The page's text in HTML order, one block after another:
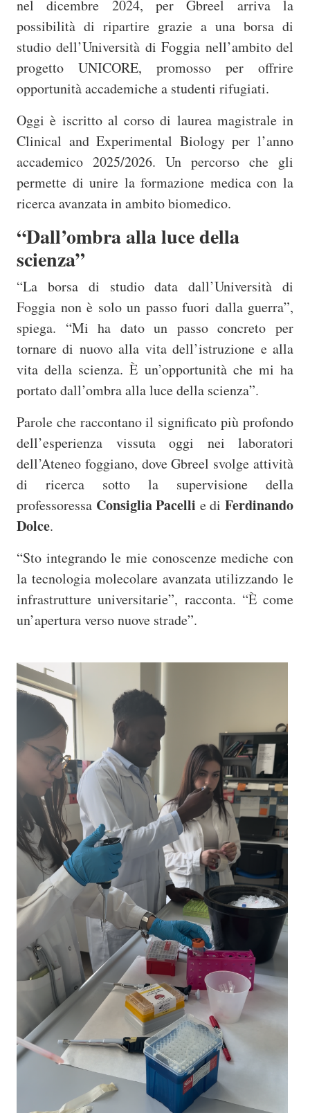
nel dicembre 2024, per Gbreel arriva la
possibilità di ripartire grazie a una borsa di
studio dell’Università di Foggia nell’ambito del
progetto UNICORE, promosso per offrire
opportunità accademiche a studenti rifugiati.
Oggi è iscritto al corso di laurea magistrale in
Clinical and Experimental Biology per l’anno
accademico 2025/2026. Un percorso che gli
permette di unire la formazione medica con la
ricerca avanzata in ambito biomedico.
“Dall’ombra alla luce della
scienza”
“La borsa di studio data dall’Università di
Foggia non è solo un passo fuori dalla guerra”,
spiega. “Mi ha dato un passo concreto per
tornare di nuovo alla vita dell’istruzione e alla
vita della scienza. È un’opportunità che mi ha
portato dall’ombra alla luce della scienza”.
Parole che raccontano il significato più profondo
dell’esperienza vissuta oggi nei laboratori
dell’Ateneo foggiano, dove Gbreel svolge attività
di ricerca sotto la supervisione della
professoressa Consiglia Pacelli e diFerdinando
Dolce.
“Sto integrando le mie conoscenze mediche con
la tecnologia molecolare avanzata utilizzando le
infrastrutture universitarie”, racconta. “È come
un’apertura verso nuove strade”.